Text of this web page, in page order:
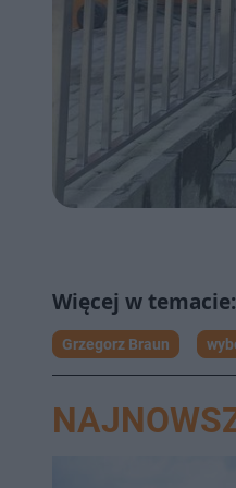
Grzegorz Braun